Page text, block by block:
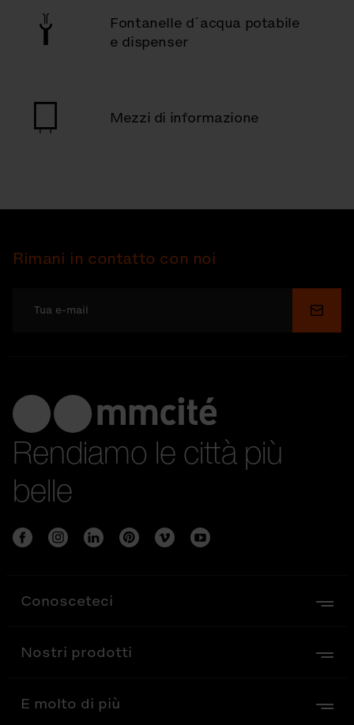
Fontanelle d´acqua potabile
e dispenser
Mezzi di informazione
Rimani in contatto con noi
Invia
Rendiamo le città più
belle
Conosceteci
Nostri prodotti
E molto di più